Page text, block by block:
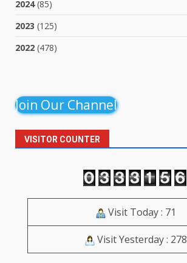
2024(85)
2023 (125)
2022 (478)
Join Our Channel
VISITOR COUNTER
Visit Today : 71
Visit Yesterday : 278